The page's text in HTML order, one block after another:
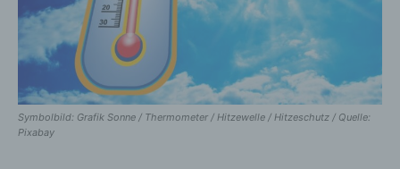
Symbolbild: Grafik Sonne / Thermometer / Hitzewelle / Hitzeschutz / Quelle:
Pixabay